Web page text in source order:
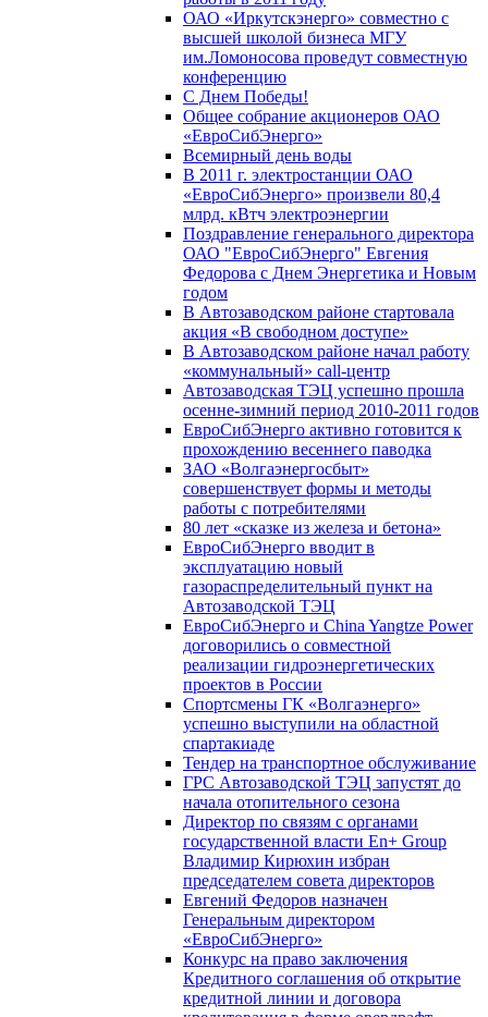
ОАО «Иркутскэнерго» совместно с
высшей школой бизнеса МГУ
им.Ломоносова проведут совместную
конференцию
С Днем Победы!
Общее собрание акционеров ОАО
«ЕвроСибЭнерго»
Всемирный день воды
В 2011 г. электростанции ОАО
«ЕвроСибЭнерго» произвели 80,4
млрд. кВтч электроэнергии
Поздравление генерального директора
ОАО "ЕвроСибЭнерго" Евгения
Федорова с Днем Энергетика и Новым
годом
В Автозаводском районе стартовала
акция «В свободном доступе»
В Автозаводском районе начал работу
«коммунальный» call-центр
Автозаводская ТЭЦ успешно прошла
осенне-зимний период 2010-2011 годов
ЕвроСибЭнерго активно готовится к
прохождению весеннего паводка
ЗАО «Волгаэнергосбыт»
совершенствует формы и методы
работы с потребителями
80 лет «сказке из железа и бетона»
ЕвроСибЭнерго вводит в
эксплуатацию новый
газораспределительный пункт на
Автозаводской ТЭЦ
ЕвроСибЭнерго и China Yangtze Power
договорились о совместной
реализации гидроэнергетических
проектов в России
Спортсмены ГК «Волгаэнерго»
успешно выступили на областной
спартакиаде
Тендер на транспортное обслуживание
ГРС Автозаводской ТЭЦ запустят до
начала отопительного сезона
Директор по связям с органами
государственной власти En+ Group
Владимир Кирюхин избран
председателем совета директоров
Евгений Федоров назначен
Генеральным директором
«ЕвроСибЭнерго»
Конкурс на право заключения
Кредитного соглашения об открытие
кредитной линии и договора